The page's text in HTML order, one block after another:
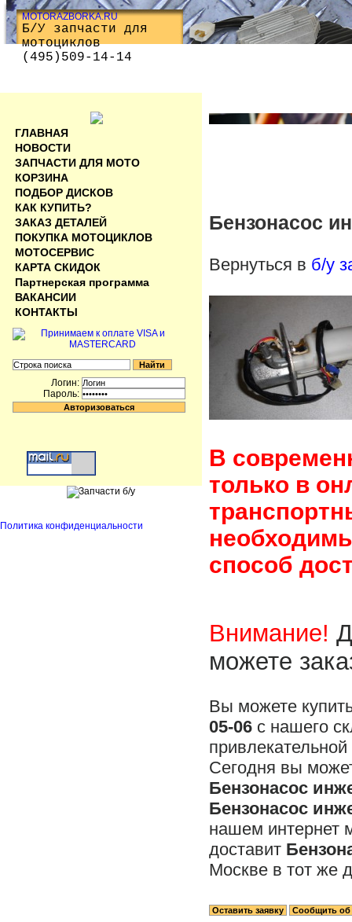
MOTORAZBORKA.RU
Б/У запчасти для
мотоциклов
(495)509-14-14
Бензонасос
Вернуться в б/у
В
только в
способ
Внимание!
можете
Вы можете
05-06 с нашего
Сегодня вы
Бензонасос
Бензонасос
нашем интернет
доставит
Москве в тот же
ГЛАВНАЯ
НОВОСТИ
ЗАПЧАСТИ ДЛЯ МОТО
КОРЗИНА
ПОДБОР ДИСКОВ
КАК КУПИТЬ?
ЗАКАЗ ДЕТАЛЕЙ
ПОКУПКА МОТОЦИКЛОВ
МОТОСЕРВИС
КАРТА СКИДОК
Партнерская программа
ВАКАНСИИ
КОНТАКТЫ
Логин:
Пароль:
Политика конфиденциальности